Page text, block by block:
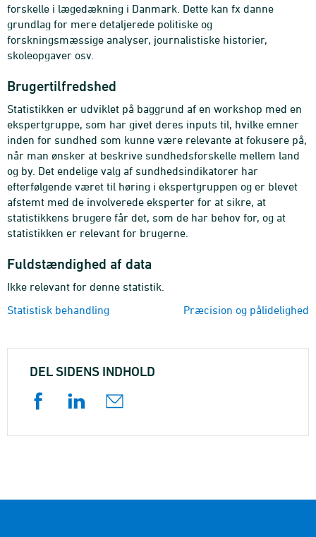
forskelle i lægedækning i Danmark. Dette kan fx danne
grundlag for mere detaljerede politiske og
forskningsmæssige analyser, journalistiske historier,
skoleopgaver osv.
Brugertilfredshed
Statistikken er udviklet på baggrund af en workshop med en
ekspertgruppe, som har givet deres inputs til, hvilke emner
inden for sundhed som kunne være relevante at fokusere på,
når man ønsker at beskrive sundhedsforskelle mellem land
og by. Det endelige valg af sundhedsindikatorer har
efterfølgende været til høring i ekspertgruppen og er blevet
afstemt med de involverede eksperter for at sikre, at
statistikkens brugere får det, som de har behov for, og at
statistikken er relevant for brugerne.
Fuldstændighed af data
Ikke relevant for denne statistik.
Statistisk behandling
Præcision og pålidelighed
DEL SIDENS INDHOLD